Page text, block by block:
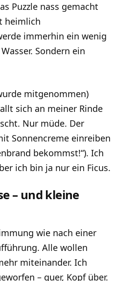
Puzzle nass gemacht
heimlich
immerhin ein wenig
Sondern ein
mitgenommen)
sich an meiner Rinde
Nur müde. Der
Sonnencreme einreiben
bekommst!“). Ich
ich bin ja nur ein Ficus.
– und kleine
wie nach einer
Alle wollen
miteinander. Ich
– quer, Kopf über.